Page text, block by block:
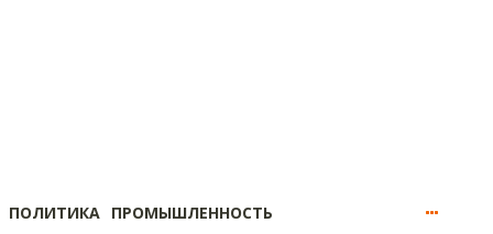
ПОЛИТИКА ПРОМЫШЛЕННОСТЬ